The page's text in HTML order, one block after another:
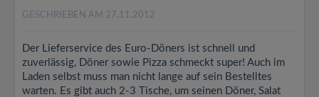
GESCHRIEBEN AM 27.11.2012
Der Lieferservice des Euro-Döners ist schnell und
zuverlässig, Döner sowie Pizza schmeckt super! Auch im
Laden selbst muss man nicht lange auf sein Bestelltes
warten. Es gibt auch 2-3 Tische, um seinen Döner, Salat